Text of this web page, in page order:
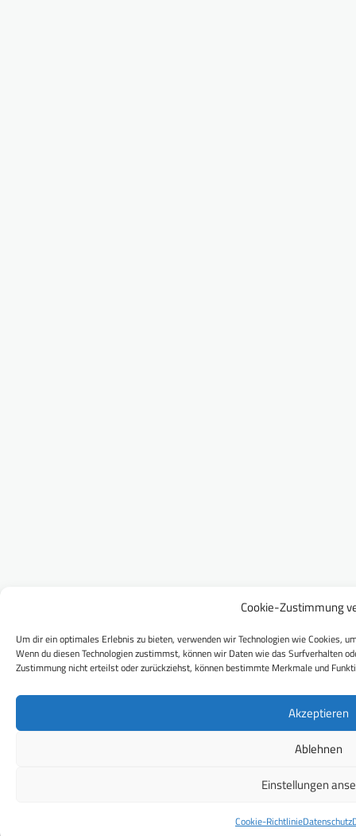
Cookie-Zustimmung
Um dir ein optimales Erlebnis zu bieten, verwenden wir Technologien wie Cookies,
Wenn du diesen Technologien zustimmst, können wir Daten wie das Surfverhalten
Zustimmung nicht erteilst oder zurückziehst, können bestimmte Merkmale und
Akzeptieren
Ablehnen
Einstellungen
Cookie-RichtlinieDatenschutz